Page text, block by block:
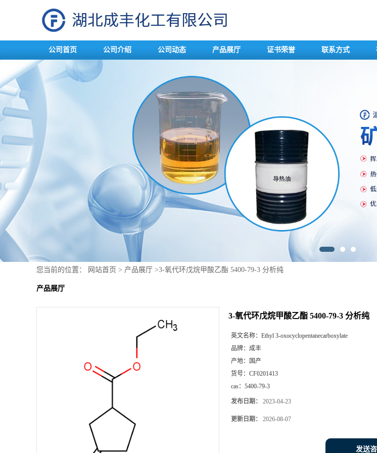
公司首页 公司介绍 公司动态 产品展厅 证书荣誉 联系方式
您当前的位置： 网站首页 > 产品展厅 >3-氧代环戊烷甲酸乙酯 5400-79-3 分析纯
产品展厅
3-氧代环戊烷甲酸乙酯 5400-79-3 分析纯
英文名称： Ethyl 3-oxocyclopentanecarboxylate
品牌： 成丰
产地：
国产
货号： CF0201413
cas： 5400-79-3
发布日期： 2023-04-23
更新日期： 2026-08-07
发送